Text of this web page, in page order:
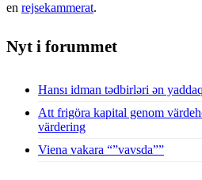
en rejsekammerat.
Nyt i forummet
Hansı idman tədbirləri ən
Att frigöra kapital genom
värdering
Viena vakara “”vavsda””